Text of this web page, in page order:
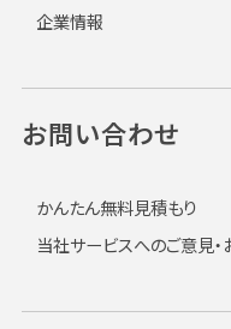
企業情報
お問い合わせ
かんたん無料見積もり
当社サービスへのご意見